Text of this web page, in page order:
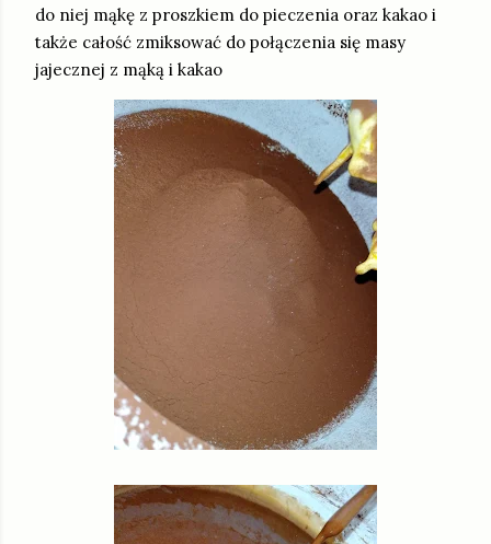
do niej mąkę z proszkiem do pieczenia oraz kakao i
także całość zmiksować do połączenia się masy
jajecznej z mąką i kakao